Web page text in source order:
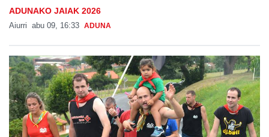
ADUNAKO JAIAK 2026
Aiurri abu 09, 16:33 ADUNA